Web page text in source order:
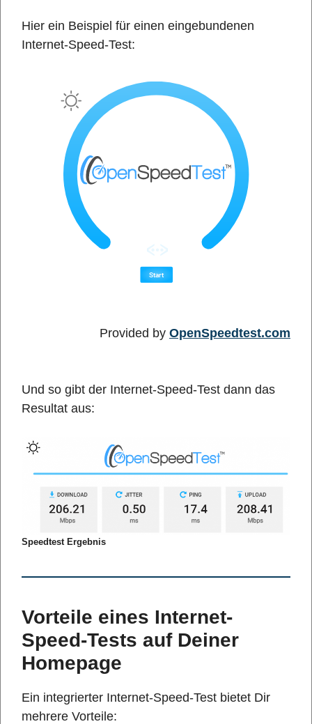
Hier ein Beispiel für einen eingebundenen
Internet-Speed-Test:
Provided by OpenSpeedtest.com
Und so gibt der Internet-Speed-Test dann das
Resultat aus:
Speedtest Ergebnis
Vorteile eines Internet-
Speed-Tests auf Deiner
Homepage
Ein integrierter Internet-Speed-Test bietet Dir
mehrere Vorteile: